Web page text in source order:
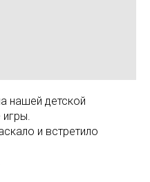
нашей детской
и встретило